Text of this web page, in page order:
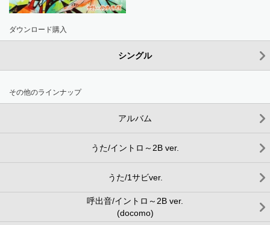
ダウンロード購入
シングル
その他のラインナップ
アルバム
うた/イントロ～2B ver.
うた/1サビver.
呼出音/イントロ～2B ver.
(docomo)